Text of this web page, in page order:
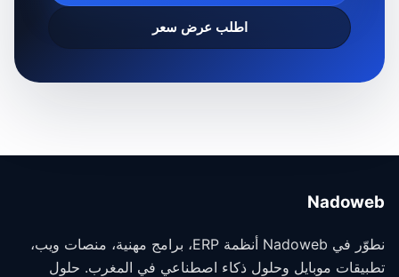
اطلب عرض سعر
Nadoweb
نطوّر في Nadoweb أنظمة ERP، برامج مهنية، منصات ويب،
تطبيقات موبايل وحلول ذكاء اصطناعي في المغرب. حلول